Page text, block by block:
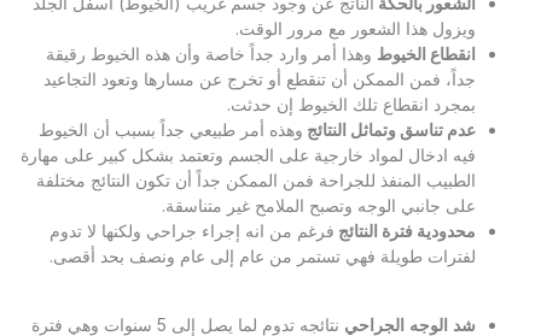
ويزول هذا الشعور مع مرور الوقت.
انقطاع الخيوط وهذا أمر وارد جداً خاصة وأن هذه الخيوط رقيقة
جداً، فمن الممكن أن تنقطع أو تخرج عن مسارها وتعود التجاعيد
بمجرد انقطاع تلك الخيوط إن حدثت.
عدم تناسق وتماثل النتائج وهذه أمر طبيعي جداً بسبب أن الخيوط
فيه ادخال لمواد خارجية على الجسم وتعتمد بشكل كبير على مهارة
الطبيب المنفذ للجراحة فمن الممكن جداً أن تكون النتائج مختلفة
على جانبي الوجه وتصبح الملامح غير متناسقة.
محدودية فترة النتائج فرغم من انه إجراء جراحي ولكنها لا تدوم
لفترات طويلة فهي تستمر من عام إلى عام ونصف بحد أقصى.
شد الوجه الجراحي
نتائجه تدوم لما يصل إلى 5 سنوات وهي فترة